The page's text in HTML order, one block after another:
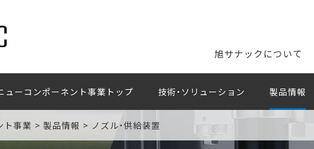
旭サナックについて
ューコンポーネント事業トップ 技術・ソリューション 製品情報
ト事業 製品情報 ノズル・供給装置